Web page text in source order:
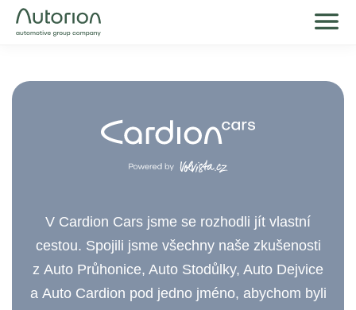
V Cardion Cars jsme se rozhodli jít vlastní
cestou. Spojili jsme všechny naše zkušenosti
z Auto Průhonice, Auto Stodůlky, Auto Dejvice
a Auto Cardion pod jedno jméno, abychom byli